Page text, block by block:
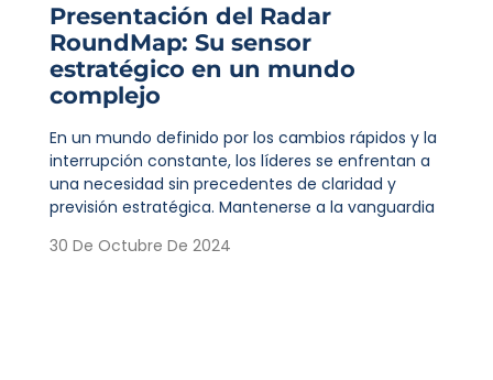
Presentación del Radar
RoundMap: Su sensor
estratégico en un mundo
complejo
En un mundo definido por los cambios rápidos y la
interrupción constante, los líderes se enfrentan a
una necesidad sin precedentes de claridad y
previsión estratégica. Mantenerse a la vanguardia
30 De Octubre De 2024